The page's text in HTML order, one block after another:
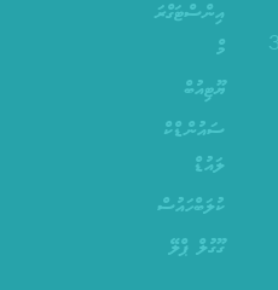
އިންސްޓަގްރަ
މް
ޔޫޓިއުބް
ސައުންޑްކް
ލައުޑް
ކުލަބްހައުސް
ގޫގުލް ޕްލޭ